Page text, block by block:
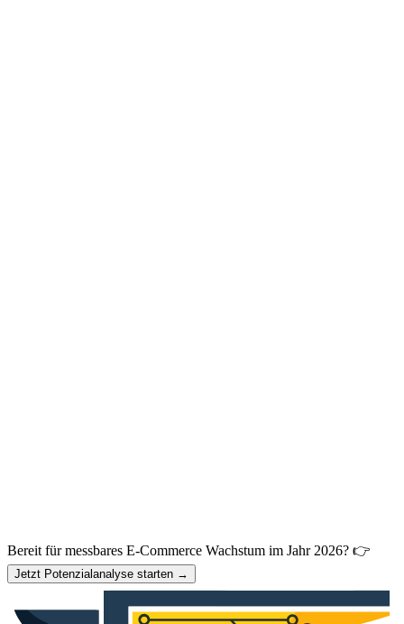
Bereit für messbares E-Commerce Wachstum im Jahr 2026? 👉
Jetzt Potenzialanalyse starten →